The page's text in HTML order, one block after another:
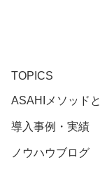
TOPICS
ASAHIメソッド
導入事例・実績
ノウハウブログ